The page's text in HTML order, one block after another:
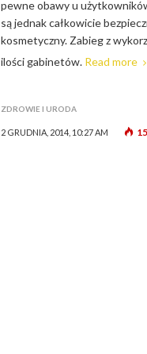
pewne obawy u
są jednak całkowicie
kosmetyczny. Zabieg z
ilości gabinetów. Read more
ZDROWIE I URODA
2 GRUDNIA, 2014, 10:27 AM